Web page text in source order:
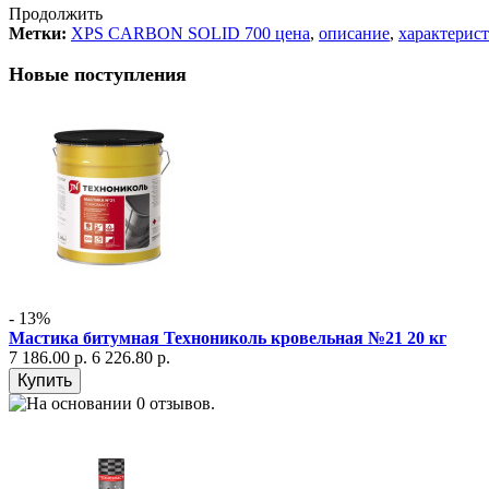
Продолжить
Метки: XPS CARBON SOLID 700 цена, описание,
Новые поступления
- 13%
Мастика битумная Технониколь кровельная №21 20 кг
7 186.00 р. 6 226.80 р.